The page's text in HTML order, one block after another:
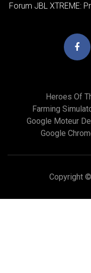
Forum JBL XTREME:
Heroes Of
Farming
Google Moteur
Google
Copyright ©